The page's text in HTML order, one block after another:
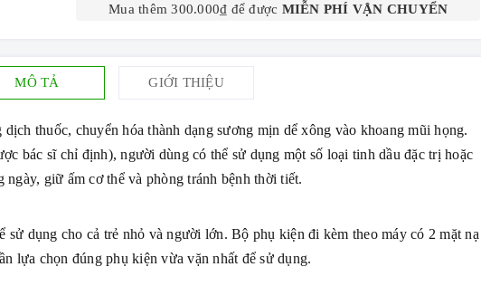
Mua thêm 300.000₫ để được MIỄN PHÍ VẬN CHUYỂN
MÔ TẢ GIỚI THIỆU
thuốc, chuyển hóa thành dạng sương mịn dể xông vào khoang mũi họng.
bác sĩ chỉ định), người dùng có thể sử dụng một số loại tinh dầu đặc trị hoặc
giữ ấm cơ thể và phòng tránh bệnh thời tiết.
dụng cho cả trẻ nhỏ và người lớn. Bộ phụ kiện đi kèm theo máy có 2 mặt nạ
lựa chọn đúng phụ kiện vừa vặn nhất để sử dụng.